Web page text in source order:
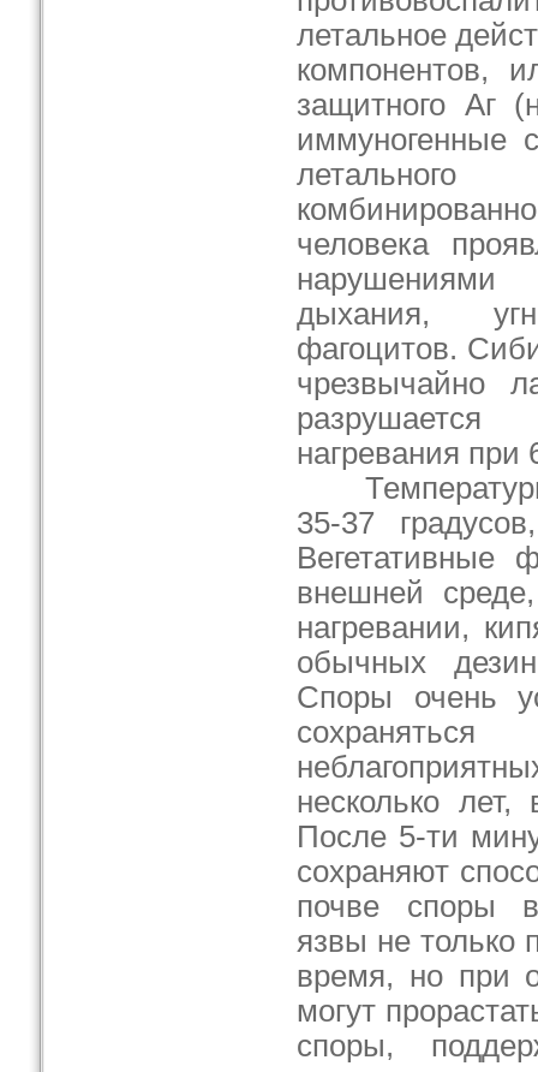
летальное
компонентов,
защитного Аг
иммуногенные
человека
нарушениями
дыхания,
фагоцитов.
чрезвычайно
разрушается
нагревания при
35-37
Вегетативные
внешней
нагревании,
обычных
Споры очень
несколько
После 5-ти
сохраняют
почве споры
язвы не только
время, но при
могут
споры,